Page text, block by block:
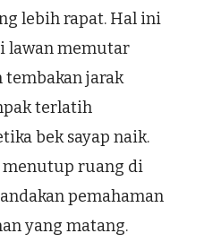
lebih rapat. Hal ini
lawan memutar
tembakan jarak
terlatih
bek sayap naik.
menutup ruang di
pemahaman
yang matang.